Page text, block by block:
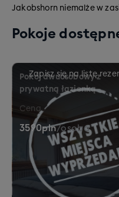
Jakobshorn niemalże w
Pokoje
Pokój dwuosobowy z
prywatną łazienką
Cena
3590pln/osoba